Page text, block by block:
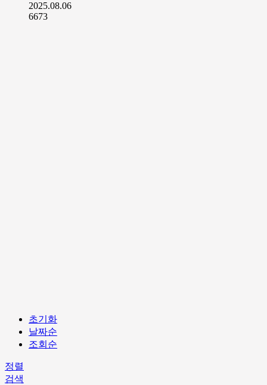
2025.08.06
6673
초기화
날짜순
조회순
정렬
검색